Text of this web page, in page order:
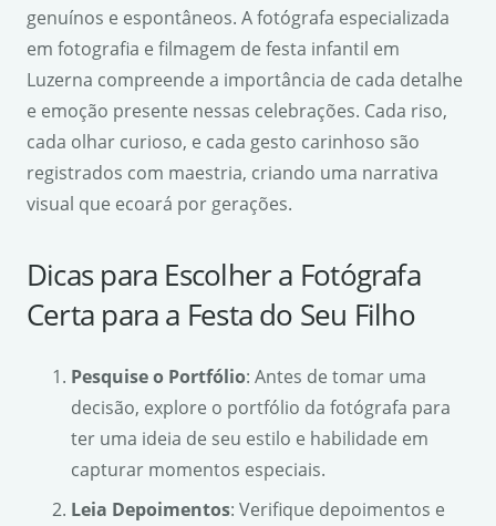
genuínos e espontâneos. A fotógrafa especializada
em fotografia e filmagem de festa infantil em
Luzerna compreende a importância de cada detalhe
e emoção presente nessas celebrações. Cada riso,
cada olhar curioso, e cada gesto carinhoso são
registrados com maestria, criando uma narrativa
visual que ecoará por gerações.
Dicas para Escolher a Fotógrafa
Certa para a Festa do Seu Filho
Pesquise o Portfólio: Antes de tomar uma
decisão, explore o portfólio da fotógrafa para
ter uma ideia de seu estilo e habilidade em
capturar momentos especiais.
Leia Depoimentos: Verifique depoimentos e